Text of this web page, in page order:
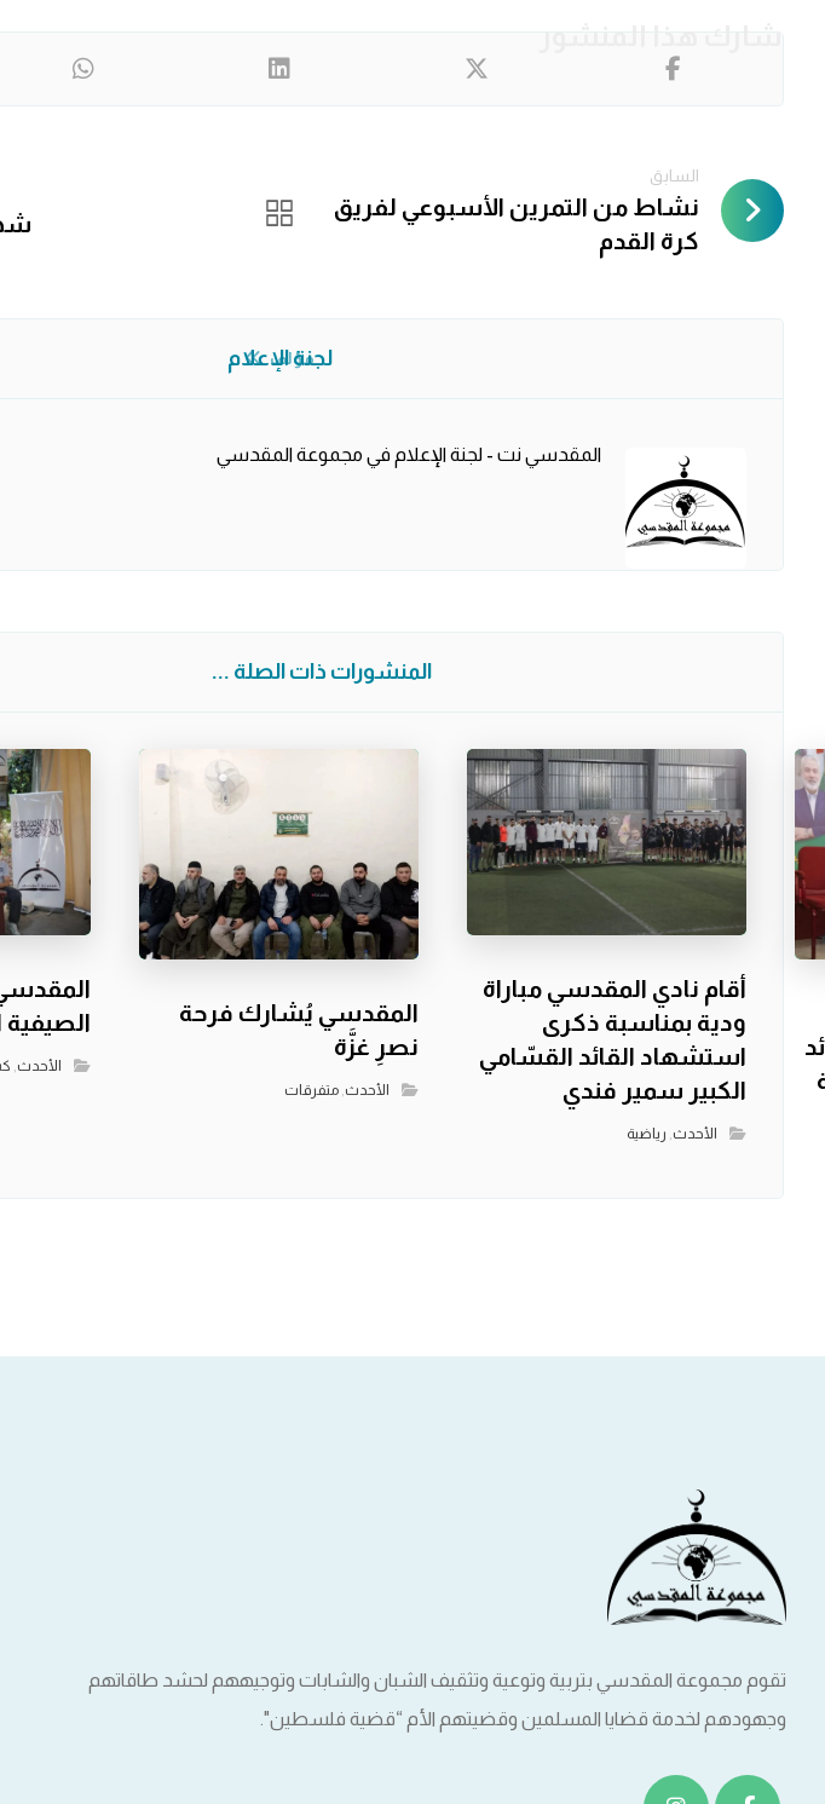
السابق
نشاط من التمرين الأسبوعي لفريق
كرة القدم
لجنة الإعلام
مؤلف
المقدسي نت - لجنة الإعلام في مجموعة المقدسي
المنشورات ذات الصلة ...
أقام نادي المقدسي مباراة
ودية بمناسبة ذكرى
استشهاد القائد القسّامي
الكبير سمير فندي
الأحدث, رياضية
المقدسي يُشارك فرحة
نصرِ غزَّة
الأحدث متفرقات
الصيفية
الأحدث,
تقوم مجموعة المقدسي بتربية وتوعية وتثقيف الشبان والشابات وتوجيههم لحشد طاقاتهم
وجهودهم لخدمة قضايا المسلمين وقضيتهم الأم “قضية فلسطين".